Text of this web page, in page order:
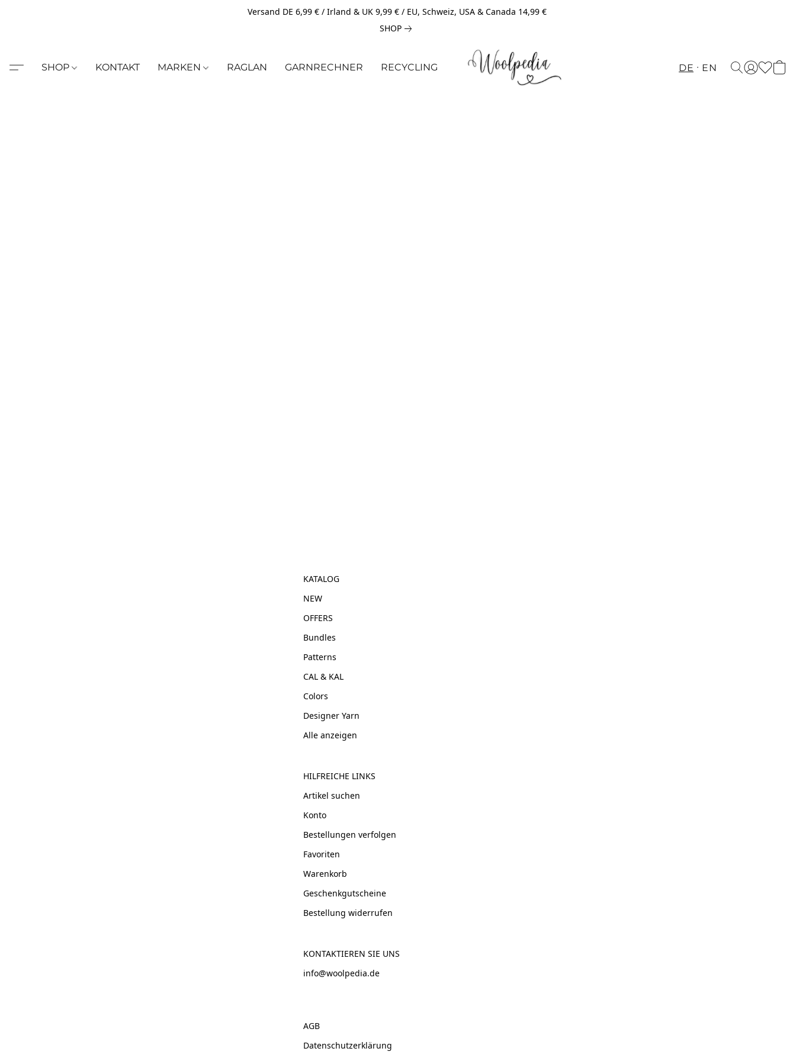
Versand DE 6,99 € / Irland & UK 9,99 € / EU, Schweiz, USA & Canada 14,99 €
SHOP
SHOP KONTAKT MARKEN RAGLAN GARNRECHNER RECYCLING DE EN
KATALOG
NEW
OFFERS
Bundles
Patterns
CAL & KAL
Colors
Designer Yarn
Alle anzeigen
HILFREICHE LINKS
Artikel suchen
Konto
Bestellungen verfolgen
Favoriten
Warenkorb
Geschenkgutscheine
Bestellung widerrufen
KONTAKTIEREN SIE UNS
info@woolpedia.de
AGB
Datenschutzerklärung